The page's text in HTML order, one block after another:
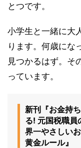
とつです。
小学生と一緒に大
ります。何歳にな
見つかるはず。そ
っています。
新刊『お金持
る! 元国税職員
界一やさしい
黄金ルール』